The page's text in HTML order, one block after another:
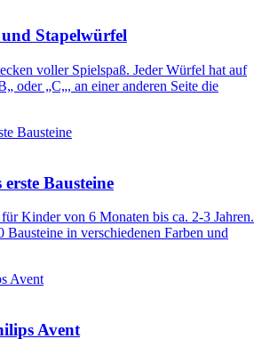
Stapelwürfel
voller Spielspaß. Jeder Würfel hat auf
oder „C„, an einer anderen Seite die
Bausteine
Kinder von 6 Monaten bis ca. 2-3 Jahren.
in verschiedenen Farben und
Avent